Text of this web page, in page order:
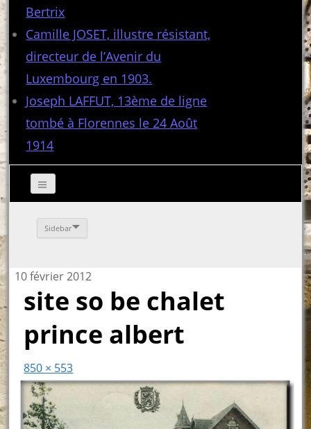
Bertrix
Camille JOSET, illustre résistant,
directeur de l’Avenir du
Luxembourg en 1903.
Joseph LAFFUT, 13ème de ligne
tombé à Florennes le 24 Août
1914
Sidebar
10 février 2012
site so be chalet
prince albert
850 × 553